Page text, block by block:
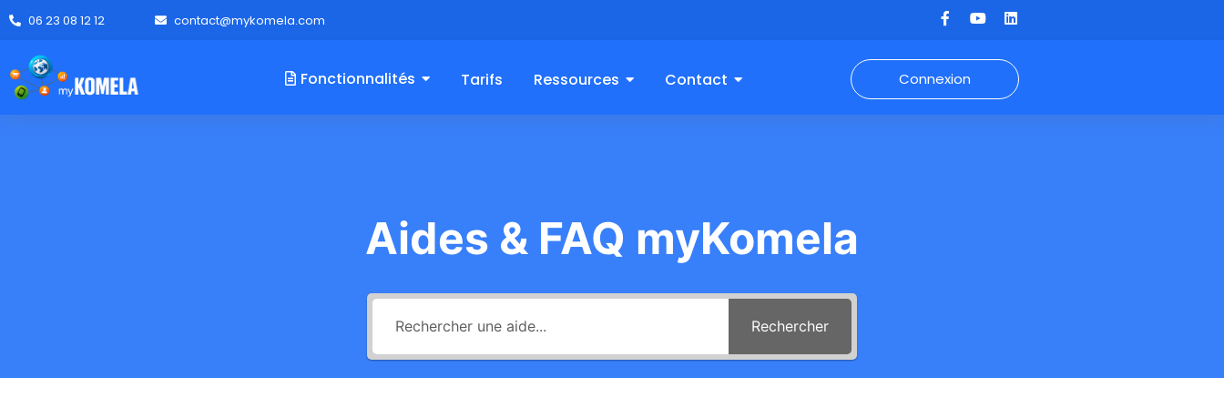
06 23 08 12 12 contact@mykomela.com
Fonctionnalités Tarifs Ressources Contact Connexion
Aides & FAQ myKomela
Rechercher